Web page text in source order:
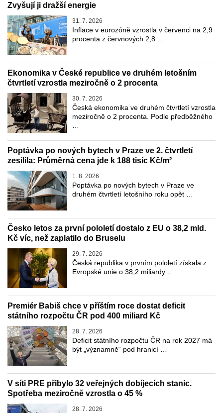
Zvyšují ji dražší energie
31. 7. 2026
Inflace v eurozóně vzrostla v červenci na 2,9
procenta z červnových 2,8 …
Ekonomika v České republice ve druhém letošním
čtvrtletí vzrostla meziročně o 2 procenta
30. 7. 2026
Česká ekonomika ve druhém čtvrtletí vzrostla
meziročně o 2 procenta. Podle předběžného
Poptávka po nových bytech v Praze ve 2. čtvrtletí
zesílila: Průměrná cena jde k 188 tisíc Kč/m²
1. 8. 2026
Poptávka po nových bytech v Praze ve
druhém čtvrtletí letošního roku opět …
Česko letos za první pololetí dostalo z EU o 38,2 mld.
Kč víc, než zaplatilo do Bruselu
29. 7. 2026
Česká republika v prvním pololetí získala z
Evropské unie o 38,2 miliardy …
Premiér Babiš chce v příštím roce dostat deficit
státního rozpočtu ČR pod 400 miliard Kč
28. 7. 2026
Deficit státního rozpočtu ČR na rok 2027 má
být „významně“ pod hranicí …
V síti PRE přibylo 32 veřejných dobíjecích stanic.
Spotřeba meziročně vzrostla o 45 %
28. 7. 2026